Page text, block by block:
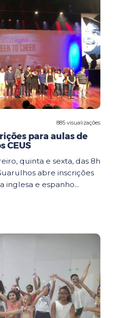
885 visualizações
para aulas de
CEUS
quinta e sexta, das 8h
abre inscrições
inglesa e espanho...